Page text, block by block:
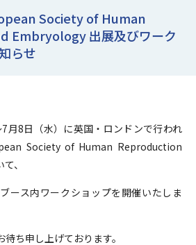
Society of Human
Embryology 出展及びワーク
らせ
月8日（水）に英国・ロンドンで行われ
Society of Human Reproduction
、
ース内ワークショップを開催いたしま
ち申し上げております。